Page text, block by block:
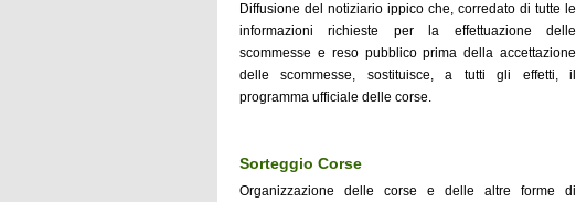
Diffusione del notiziario ippico che, corredato di tutte le
informazioni richieste per la effettuazione delle
scommesse e reso pubblico prima della accettazione
delle scommesse, sostituisce, a tutti gli effetti, il
programma ufficiale delle corse.
Sorteggio Corse
Organizzazione delle corse e delle altre forme di